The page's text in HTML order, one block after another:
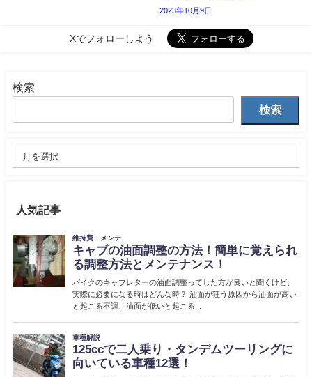
2023年10月9日
Xでフォローしよう
検索
検索
人気記事